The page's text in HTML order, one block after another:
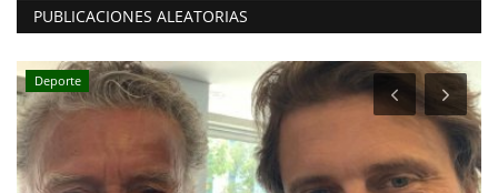
PUBLICACIONES ALEATORIAS
Deporte